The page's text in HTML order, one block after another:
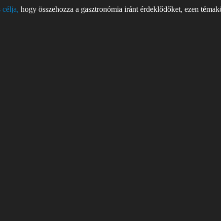
célja, hogy összehozza a gasztronómia iránt érdeklődőket, ezen